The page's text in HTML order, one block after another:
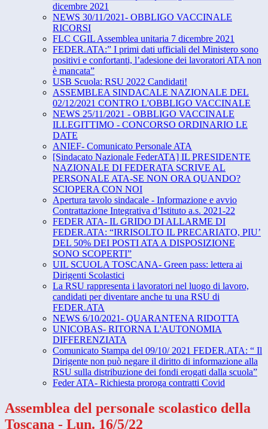
dicembre 2021
NEWS 30/11/2021- OBBLIGO VACCINALE
RICORSI
FLC CGIL Assemblea unitaria 7 dicembre 2021
FEDER.ATA:” I primi dati ufficiali del Ministero sono
positivi e confortanti, l’adesione dei lavoratori ATA non
è mancata”
USB Scuola: RSU 2022 Candidati!
ASSEMBLEA SINDACALE NAZIONALE DEL
02/12/2021 CONTRO L'OBBLIGO VACCINALE
NEWS 25/11/2021 - OBBLIGO VACCINALE
ILLEGITTIMO - CONCORSO ORDINARIO LE
DATE
ANIEF- Comunicato Personale ATA
[Sindacato Nazionale FederATA] IL PRESIDENTE
NAZIONALE DI FEDERATA SCRIVE AL
PERSONALE ATA-SE NON ORA QUANDO?
SCIOPERA CON NOI
Apertura tavolo sindacale - Informazione e avvio
Contrattazione Integrativa d’Istituto a.s. 2021-22
FEDER ATA- IL GRIDO DI ALLARME DI
FEDER.ATA: “IRRISOLTO IL PRECARIATO, PIU’
DEL 50% DEI POSTI ATA A DISPOSIZIONE
SONO SCOPERTI”
UIL SCUOLA TOSCANA- Green pass: lettera ai
Dirigenti Scolastici
La RSU rappresenta i lavoratori nel luogo di lavoro,
candidati per diventare anche tu una RSU di
FEDER.ATA
NEWS 6/10/2021- QUARANTENA RIDOTTA
UNICOBAS- RITORNA L'AUTONOMIA
DIFFERENZIATA
Comunicato Stampa del 09/10/ 2021 FEDER.ATA: “ Il
Dirigente non può negare il diritto di informazione alla
RSU sulla distribuzione dei fondi erogati dalla scuola”
Feder ATA- Richiesta proroga contratti Covid
Assemblea del personale scolastico della
Toscana - Lun. 16/5/22